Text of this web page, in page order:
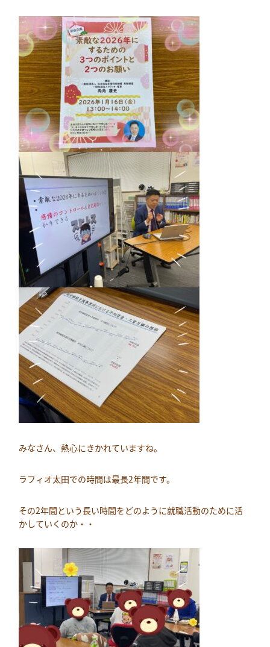
みなさん、熱心にきかれていますね。
ラフィオ太田での時間は最長2年間です。
その2年間という長い時間をどのように就職活動のために活
かしていくのか・・